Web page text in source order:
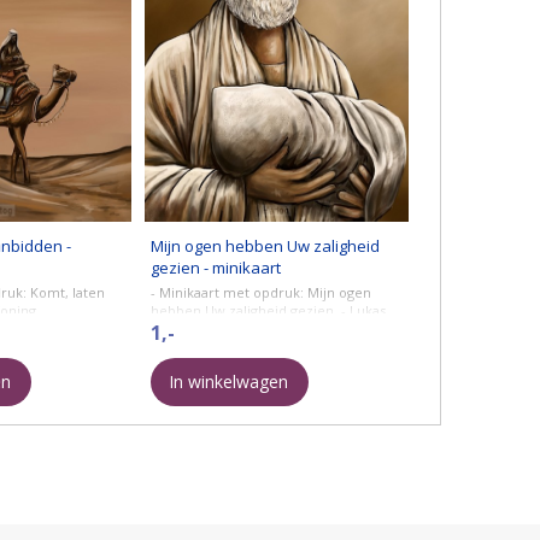
-
Komt, laten
Mijn ogen hebben Uw zaligheid
gezien - minikaart
- Minikaart met opdruk: Mijn ogen
hebben Uw zaligheid gezien. - Lukas
2:30
© Art by Claudia
Formaat: 74 x 105 mm.
1,-
In winkelwagen